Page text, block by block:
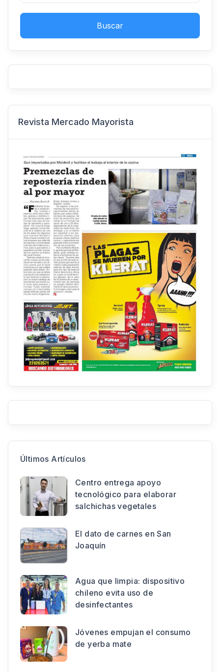
Buscar
Revista Mercado Mayorista
Últimos Artículos
Centro entrega apoyo
tecnológico para elaborar
salchichas vegetales
El dato de carnes en San
Joaquín
Agua que limpia: dispositivo
chileno evita uso de
desinfectantes
Jóvenes empujan el consumo
de yerba mate